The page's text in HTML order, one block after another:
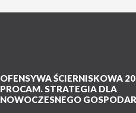
OFENSYWA ŚCIERNISKOWA
PROCAM. STRATEGIA DLA
NOWOCZESNEGO